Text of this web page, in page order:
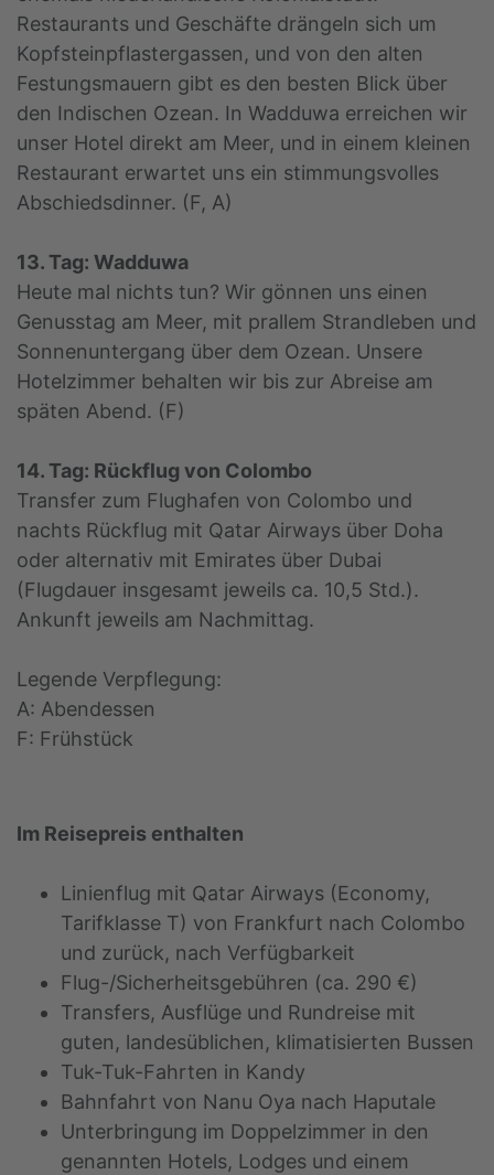
Restaurants und Geschäfte drängeln sich um
Kopfsteinpflastergassen, und von den alten
Festungsmauern gibt es den besten Blick über
den Indischen Ozean. In Wadduwa erreichen wir
unser Hotel direkt am Meer, und in einem kleinen
Restaurant erwartet uns ein stimmungsvolles
Abschiedsdinner. (F, A)
13. Tag: Wadduwa
Heute mal nichts tun? Wir gönnen uns einen
Genusstag am Meer, mit prallem Strandleben und
Sonnenuntergang über dem Ozean. Unsere
Hotelzimmer behalten wir bis zur Abreise am
späten Abend. (F)
14. Tag: Rückflug von Colombo
Transfer zum Flughafen von Colombo und
nachts Rückflug mit Qatar Airways über Doha
oder alternativ mit Emirates über Dubai
(Flugdauer insgesamt jeweils ca. 10,5 Std.).
Ankunft jeweils am Nachmittag.
Legende Verpflegung:
A: Abendessen
F: Frühstück
Im Reisepreis enthalten
Linienflug mit Qatar Airways (Economy,
Tarifklasse T) von Frankfurt nach Colombo
und zurück, nach Verfügbarkeit
Flug-/Sicherheitsgebühren (ca. 290 €)
Transfers, Ausflüge und Rundreise mit
guten, landesüblichen, klimatisierten Bussen
Tuk-Tuk-Fahrten in Kandy
Bahnfahrt von Nanu Oya nach Haputale
Unterbringung im Doppelzimmer in den
genannten Hotels, Lodges und einem